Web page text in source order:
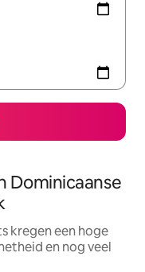
Dominicaanse
kregen een hoge
en nog veel